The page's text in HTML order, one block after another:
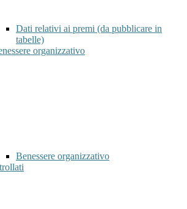
Dati relativi ai premi (da pubblicare in
tabelle)
organizzativo
Benessere organizzativo